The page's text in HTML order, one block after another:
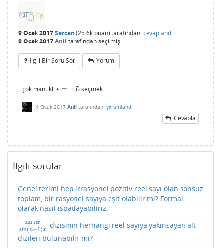
9 Ocak 2017Sercan (25.6k puan) tarafından cevaplandı
9 Ocak 2017Anil tarafındanseçilmiş
Ilgili Bir Soru Sor Yorum
çok mantıklı ϵ = ±L
ϵ=±L seçmek
9 Ocak 2017 Anil tarafından yorumlandı
Cevapla
İlgili sorular
Genel terimi hep irrasyonel pozitiv reel sayı olan sonsuz
toplam, bir rasyonel sayıya eşit olabilir mi? Formal
olarak nasıl ıspatlayabılırız.
sin nx
sin(n+1)x
sinnxsin( n+1)x
dizisinin herhangi reel sayıya yakınsayan alt
dizileri bulunabilir mi?